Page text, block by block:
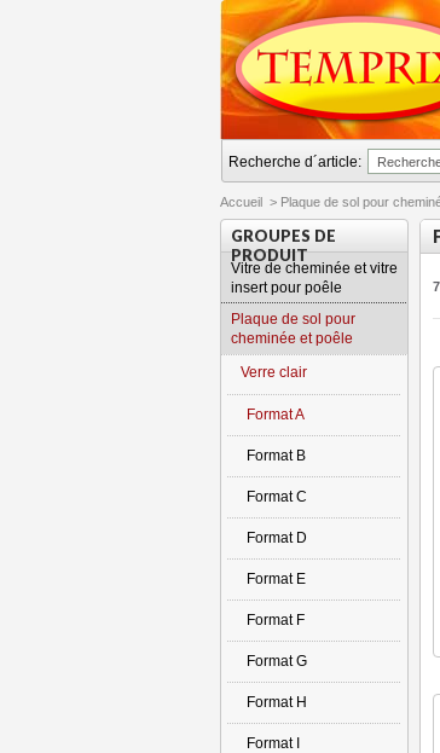
Recherche d´article:
Accueil > Plaque de sol pour
GROUPES DE
PRODUIT
Vitre de cheminée et vitre
insert pour poêle
Plaque de sol pour
cheminée et poêle
Verre clair
Format A
Format B
Format C
Format D
Format E
Format F
Format G
Format H
Format I